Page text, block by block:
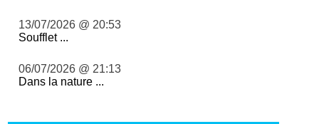
13/07/2026 @ 20:53
Soufflet ...
06/07/2026 @ 21:13
Dans la nature ...